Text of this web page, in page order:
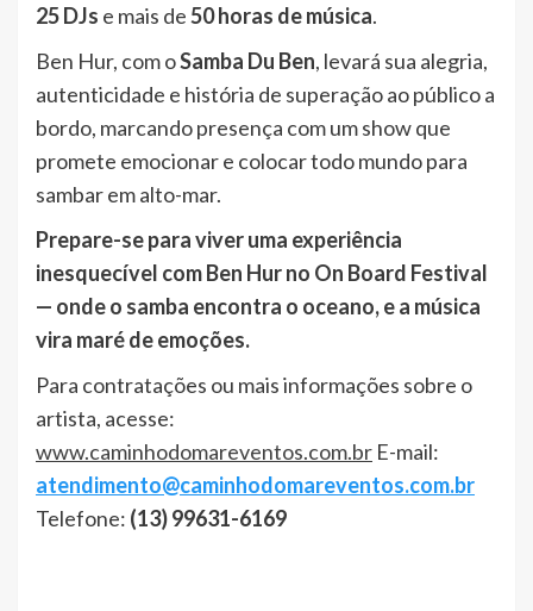
25 DJs e mais de50 horas de música.
Ben Hur, com oSamba Du Ben, levará sua alegria,
autenticidade e história de superação ao público a
bordo, marcando presença com um show que
promete emocionar e colocar todo mundo para
sambar em alto-mar.
Prepare-se para viver uma experiência
inesquecível com Ben Hur no On Board Festival
— onde o samba encontra o oceano, e a música
vira maré de emoções.
Para contratações ou mais informações sobre o
artista, acesse:
www.caminhodomareventos.com.br E-mail:
atendimento@caminhodomareventos.com.br
Telefone: (13) 99631-6169